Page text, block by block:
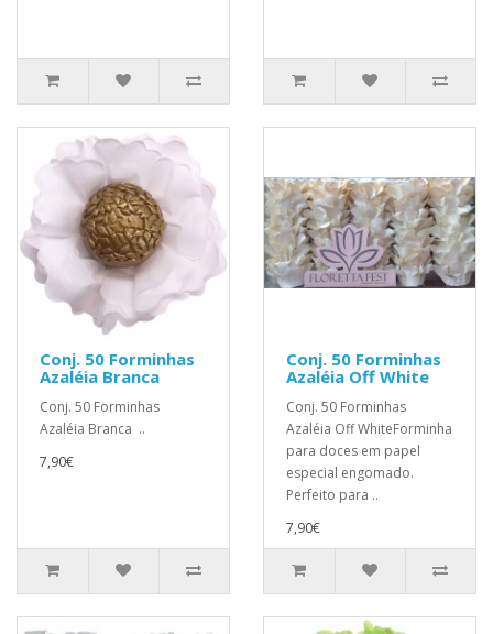
Conj. 50 Forminhas
Azaléia Branca
Conj. 50 Forminhas
Azaléia Branca ..
7,90€
Conj. 50 Forminhas
Azaléia Off White
Conj. 50 Forminhas
Azaléia Off WhiteForminha
para doces em papel
especial engomado.
Perfeito para ..
7,90€